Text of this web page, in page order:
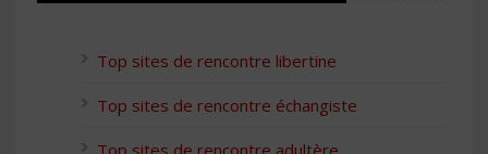
Top sites de rencontre libertine
Top sites de rencontre échangiste
Top sites de rencontre adultère